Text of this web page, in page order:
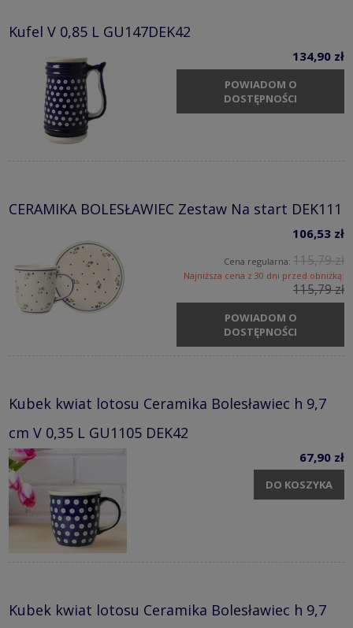
Kufel V 0,85 L GU147DEK42
134,90 zł
POWIADOM O
DOSTĘPNOŚCI
CERAMIKA BOLESŁAWIEC Zestaw Na start DEK111
106,53 zł
Cena regularna: 115,79 zł
Najniższa cena z 30 dni przed obniżką:
115,79 zł
POWIADOM O
DOSTĘPNOŚCI
Kubek kwiat lotosu Ceramika Bolesławiec h 9,7
cm V 0,35 L GU1105 DEK42
67,90 zł
DO KOSZYKA
Kubek kwiat lotosu Ceramika Bolesławiec h 9,7